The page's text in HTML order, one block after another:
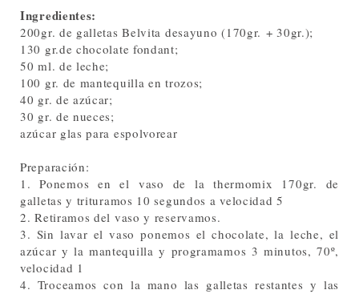
Ingredientes:
200gr. de galletas Belvita desayuno (170gr. + 30gr.);
130 gr.de chocolate fondant;
50 ml. de leche;
100 gr. de mantequilla en trozos;
40 gr. de azúcar;
30 gr. de nueces;
azúcar glas para espolvorear
Preparación:
1. Ponemos en el vaso de la thermomix 170gr. de
galletas y trituramos 10 segundos a velocidad 5
2. Retiramos del vaso y reservamos.
3. Sin lavar el vaso ponemos el chocolate, la leche, el
azúcar y la mantequilla y programamos 3 minutos, 70º,
velocidad 1
4. Troceamos con la mano las galletas restantes y las